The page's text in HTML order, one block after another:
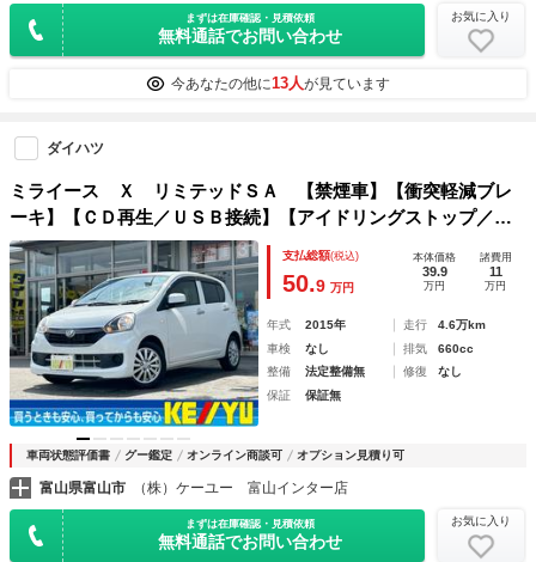
まずは在庫確認・見積依頼
無料通話でお問い合わせ
お気に入り
今あなたの他に13人が見ています
ダイハツ
ミライース Ｘ リミテッドＳＡ 【禁煙車】【衝突軽減ブレ
ーキ】【ＣＤ再生／ＵＳＢ接続】【アイドリングストップ／ヘ
ッドライトレベライザー／横滑り防止】【電動格納ミラー】
支払総額(税込)
50.9 万円
本体価格
39.9
万円
諸費用
11
万円
年式 2015年 走行
4.6万km
車検
なし 排気
660cc
整備
法定整備無 修復
なし
保証
保証無
車両状態評価書 グー鑑定 オンライン商談可 オプション見積り可
富山県富山市 （株）ケーユー 富山インター店
まずは在庫確認・見積依頼
無料通話でお問い合わせ
お気に入り